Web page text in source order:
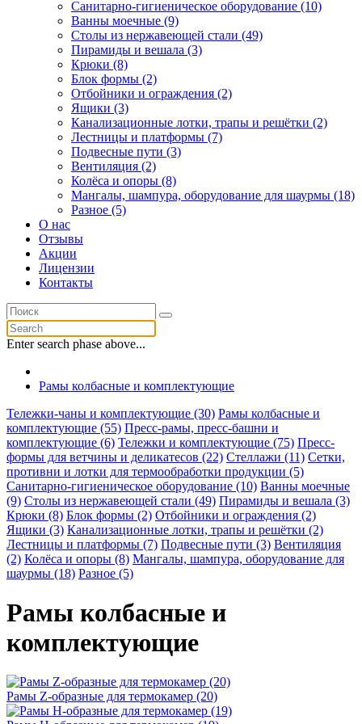
Санитарно-гигиеническое оборудование (10)
Ванны моечные (9)
Столы из нержавеющей стали (49)
Пирамиды и вешала (3)
Крюки (8)
Блок формы (2)
Отбойники и ограждения (2)
Ящики (3)
Канализационные лотки, трапы и решётки (2)
Лестницы и платформы (7)
Подвесные пути (3)
Вентиляция (2)
Колёса и опоры (8)
Мангалы, шампура, оборудование для шаурмы (18)
Разное (5)
О нас
Отзывы
Акции
Лицензии
Контакты
Enter search phase above...
Рамы колбасные и комплектующие
Тележки-чаны и комплектующие (30) Рамы колбасные и
комплектующие (55) Пресс-рамы, пресс-башни и
комплектующие (6) Тележки и комплектующие (75) Пресс-
формы для ветчины и деликатесов (22) Стеллажи (11) Сетки,
противни и лотки для термообработки продукции (5)
Санитарно-гигиеническое оборудование (10) Ванны моечные
(9) Столы из нержавеющей стали (49) Пирамиды и вешала (3)
Крюки (8) Блок формы (2) Отбойники и ограждения (2)
Ящики (3) Канализационные лотки, трапы и решётки (2)
Лестницы и платформы (7) Подвесные пути (3) Вентиляция
(2) Колёса и опоры (8) Мангалы, шампура, оборудование для
шаурмы (18) Разное (5)
Рамы колбасные и
комплектующие
Рамы Z-образные для термокамер (20)